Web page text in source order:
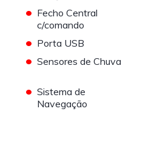
• Fecho Central
c/comando
• Porta USB
• Sensores de Chuva
• Sistema de
Navegação